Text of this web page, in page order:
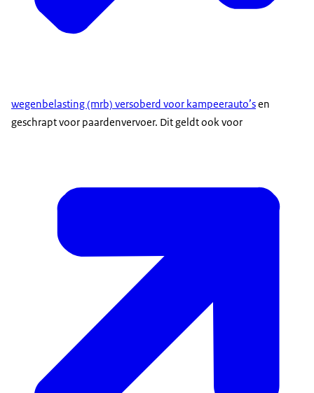
wegenbelasting (mrb) versoberd voor kampeerauto’sen
geschrapt voor paardenvervoer. Dit geldt ook voor